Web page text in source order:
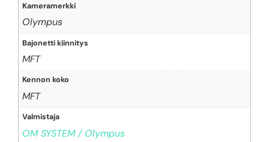
Kameramerkki
Olympus
Bajonetti kiinnitys
MFT
Kennon koko
MFT
Valmistaja
OM SYSTEM / Olympus